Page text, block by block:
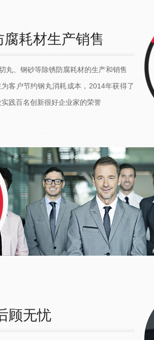
腐耗材生产销售
丸、钢砂等除锈防腐耗材的生产和销售
客户节约钢丸消耗成本，2014年获得了
践百名创新很好企业家的荣誉
顾无忧